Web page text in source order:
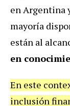
en Argentina
mayoría
están al
en
En este
inclusión